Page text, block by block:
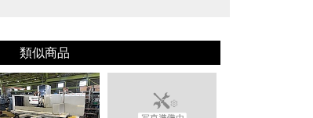
類似商品